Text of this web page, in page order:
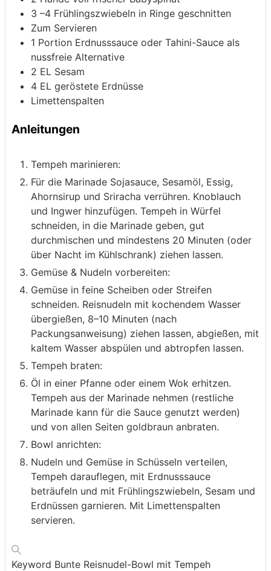
3 –4 Frühlingszwiebeln in Ringe geschnitten
Zum Servieren
1 Portion Erdnusssauce oder Tahini-Sauce als
nussfreie Alternative
2 EL Sesam
4 EL geröstete Erdnüsse
Limettenspalten
Anleitungen
Tempeh marinieren:
Für die Marinade Sojasauce, Sesamöl, Essig,
Ahornsirup und Sriracha verrühren. Knoblauch
und Ingwer hinzufügen. Tempeh in Würfel
schneiden, in die Marinade geben, gut
durchmischen und mindestens 20 Minuten (oder
über Nacht im Kühlschrank) ziehen lassen.
Gemüse & Nudeln vorbereiten:
Gemüse in feine Scheiben oder Streifen
schneiden. Reisnudeln mit kochendem Wasser
übergießen, 8–10 Minuten (nach
Packungsanweisung) ziehen lassen, abgießen, mit
kaltem Wasser abspülen und abtropfen lassen.
Tempeh braten:
Öl in einer Pfanne oder einem Wok erhitzen.
Tempeh aus der Marinade nehmen (restliche
Marinade kann für die Sauce genutzt werden)
und von allen Seiten goldbraun anbraten.
Bowl anrichten:
Nudeln und Gemüse in Schüsseln verteilen,
Tempeh darauflegen, mit Erdnusssauce
beträufeln und mit Frühlingszwiebeln, Sesam und
Erdnüssen garnieren. Mit Limettenspalten
servieren.
Keyword Bunte Reisnudel-Bowl mit Tempeh